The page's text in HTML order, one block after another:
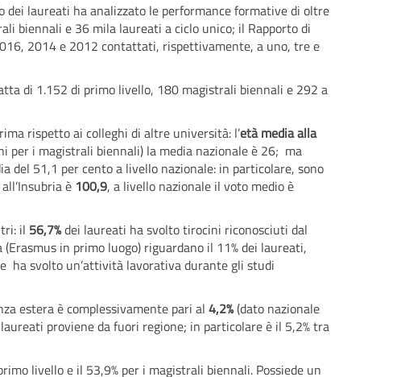
laureati ha analizzato le performance formative di oltre
biennali e 36 mila laureati a ciclo unico; il Rapporto di
2014 e 2012 contattati, rispettivamente, a uno, tre e
di 1.152 di primo livello, 180 magistrali biennali e 292 a
rispetto ai colleghi di altre università: l’età media alla
per i magistrali biennali) la media nazionale è 26; ma
del 51,1 per cento a livello nazionale: in particolare, sono
è 100,9, a livello nazionale il voto medio è
il 56,7%dei laureati ha svolto tirocini riconosciuti dal
in primo luogo) riguardano il 11% dei laureati,
ha svolto un’attività lavorativa durante gli studi
estera è complessivamente pari al 4,2%(dato nazionale
proviene da fuori regione; in particolare è il 5,2% tra
livello e il 53,9% per i magistrali biennali. Possiede un